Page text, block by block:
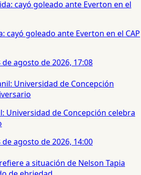
cayó goleado ante Everton en el CAP
de agosto de 2026, 17:08
Universidad de Concepción celebra
de agosto de 2026, 14:00